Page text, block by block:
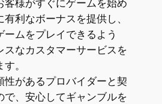
客様がすぐにゲームを始め
有利なボーナスを提供し、
ームをプレイできるよう
スなカスタマーサービスを
。
性があるプロバイダーと契
で、安心してギャンブルを